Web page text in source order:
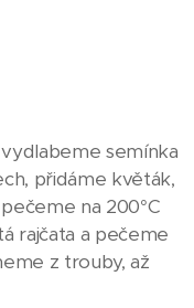
semínka
přidáme květák,
na 200°C
rajčata a pečeme
z trouby, až